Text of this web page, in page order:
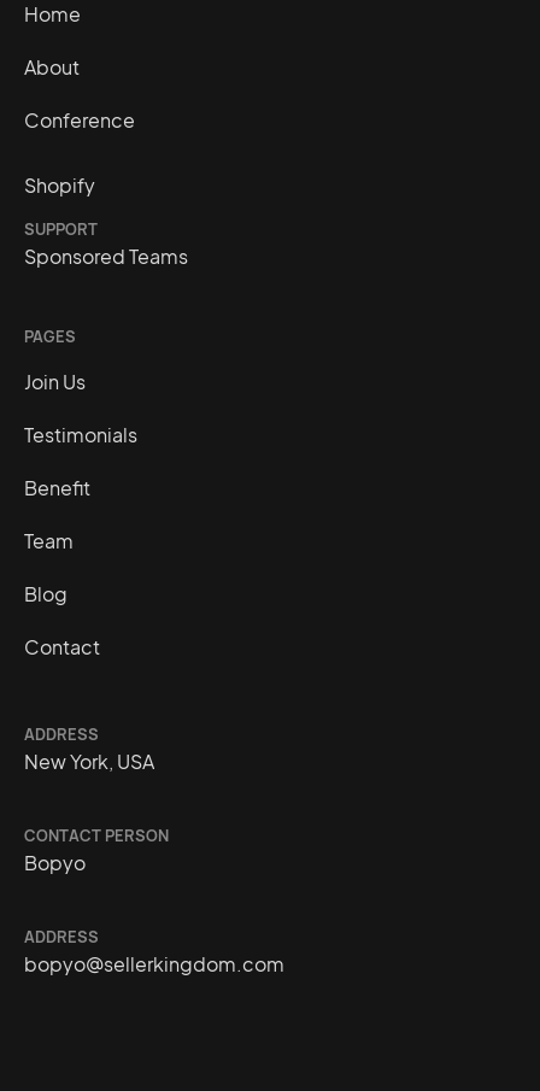
Home
About
Conference
Shopify
SUPPORT
Sponsored Teams
PAGES
Join Us
Testimonials
Benefit
Team
Blog
Contact
ADDRESS
New York, USA
CONTACT PERSON
Bopyo
ADDRESS
bopyo@sellerkingdom.com